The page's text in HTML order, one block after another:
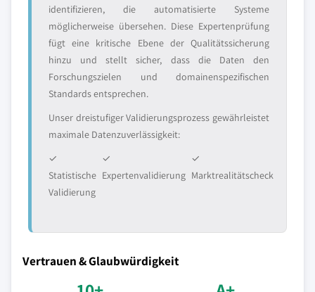
identifizieren, die automatisierte Systeme
möglicherweise übersehen. Diese Expertenprüfung
fügt eine kritische Ebene der Qualitätssicherung
hinzu und stellt sicher, dass die Daten den
Forschungszielen und domainenspezifischen
Standards entsprechen.
Unser dreistufiger Validierungsprozess gewährleistet
maximale Datenzuverlässigkeit:
✓
Statistische
Validierung
✓
Expertenvalidierung
✓
Marktrealitätscheck
Vertrauen & Glaubwürdigkeit